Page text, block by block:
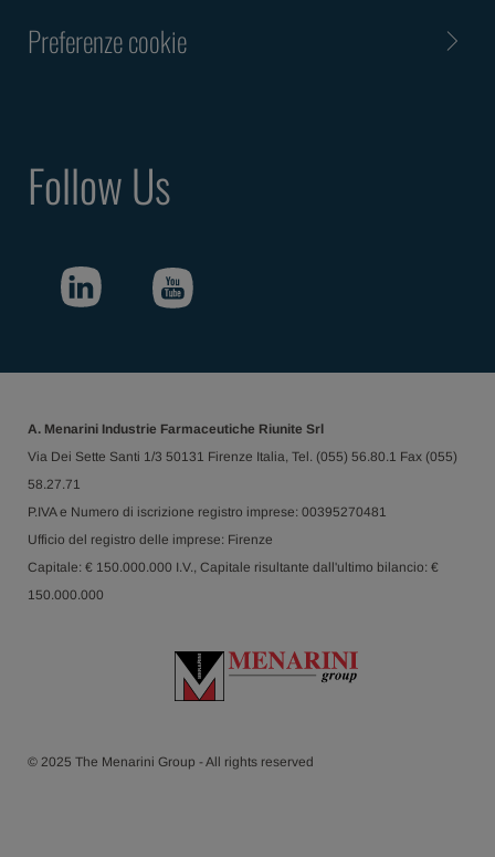
Preferenze cookie
Follow Us
A. Menarini Industrie Farmaceutiche Riunite Srl
Via Dei Sette Santi 1/3 50131 Firenze Italia, Tel. (055) 56.80.1 Fax (055)
58.27.71
P.IVA e Numero di iscrizione registro imprese: 00395270481
Ufficio del registro delle imprese: Firenze
Capitale: € 150.000.000 I.V., Capitale risultante dall'ultimo bilancio: €
150.000.000
© 2025 The Menarini Group - All rights reserved